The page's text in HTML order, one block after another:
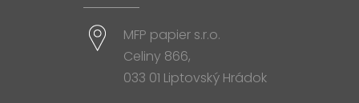
MFP papier s.r.o.
Celiny 866,
033 01 Liptovský Hrádok